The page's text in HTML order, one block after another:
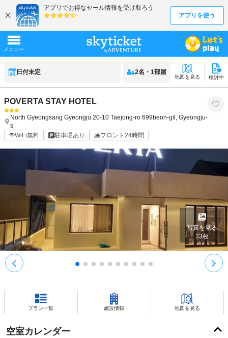
日付未定 2名 ・ 1部屋
地図を見る 検討中
POVERTA STAY HOTEL
North Gyeongsang Gyeongju 20-10 Taejong-ro 699beon-gil, Gyeongju-
s
WiFi無料
駐車場あり フロント24時間
写真を見る
33枚
プラン一覧 施設情報 地図を見る
空室カレンダー